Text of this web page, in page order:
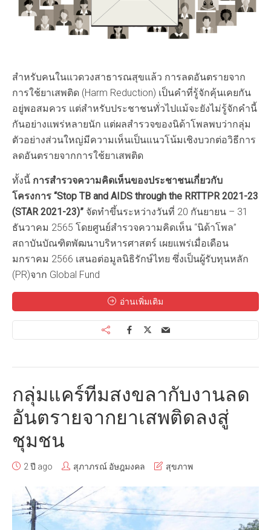
สำหรับคนในแวดวงสาธารณสุขแล้ว การลดอันตรายจาก
การใช้ยาเสพติด (Harm Reduction) เป็นคำที่รู้จักคุ้นเคยกัน
อยู่พอสมควร แต่สำหรับประชาชนทั่วไปแม้จะยังไม่รู้จักคำนี้
กันอย่างแพร่หลายนัก แต่ผลสำรวจของนิด้าโพลพบว่ากลุ่ม
ตัวอย่างส่วนใหญ่มีความเห็นเป็นแนวโน้มเชิงบวกต่อวิธีการ
ลดอันตรายจากการใช้ยาเสพติด
ทั้งนี้ การสำรวจความคิดเห็นของประชาชนเกี่ยวกับ
โครงการ “Stop TB and AIDS through the RRTTPR 2021-23
(STAR 2021-23)” จัดทำขึ้นระหว่างวันที่ 20 กันยายน – 31
ธันวาคม 2565 โดยศูนย์สำรวจความคิดเห็น “นิด้าโพล”
สถาบันบัณฑิตพัฒนาบริหารศาสตร์ เผยแพร่เมื่อเดือน
มกราคม 2566 เสนอต่อมูลนิธิรักษ์ไทย ซึ่งเป็นผู้รับทุนหลัก
(PR)จาก Global Fund
อ่านเพิ่มเติม
กลุ่มแคร์ทีมสงขลากับงานลด
อันตรายจากยาเสพติดลงสู่
ชุมชน
2 ปี ago สุภาภรณ์ อัษฎมงคล สุขภาพ